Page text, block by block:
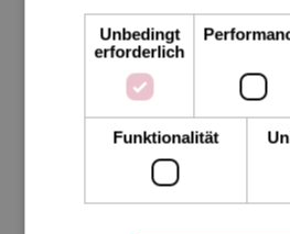
Unbedingt
erforderlich
Funktionalität